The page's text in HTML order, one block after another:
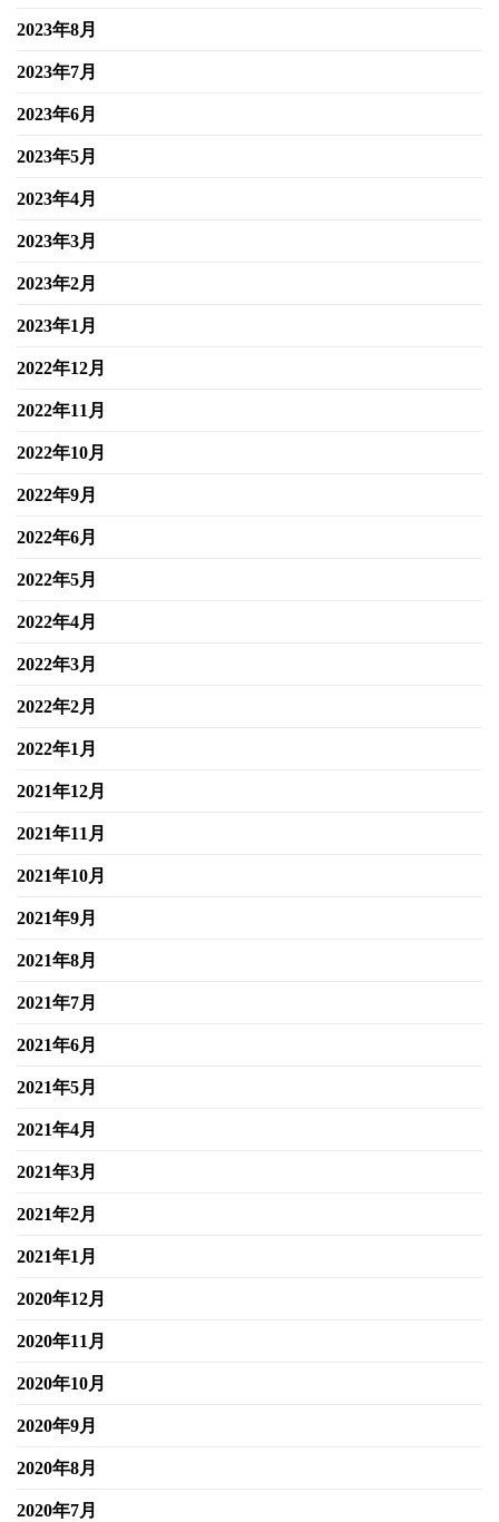
2023年8月
2023年7月
2023年6月
2023年5月
2023年4月
2023年3月
2023年2月
2023年1月
2022年12月
2022年11月
2022年10月
2022年9月
2022年6月
2022年5月
2022年4月
2022年3月
2022年2月
2022年1月
2021年12月
2021年11月
2021年10月
2021年9月
2021年8月
2021年7月
2021年6月
2021年5月
2021年4月
2021年3月
2021年2月
2021年1月
2020年12月
2020年11月
2020年10月
2020年9月
2020年8月
2020年7月